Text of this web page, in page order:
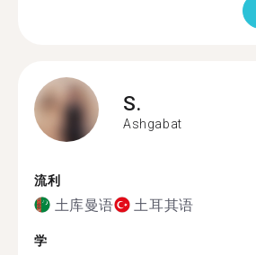
S.
Ashgabat
流利
土库曼语 土耳其语
学